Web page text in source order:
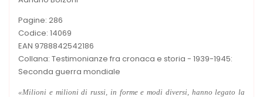
Pagine: 286
Codice: 14069
EAN 9788842542186
Collana: Testimonianze fra cronaca e storia - 1939-1945:
Seconda guerra mondiale
«Milioni e milioni di russi, in forme e modi diversi, hanno legato la